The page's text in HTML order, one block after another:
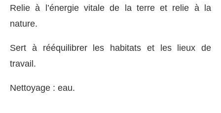
Relie à l’énergie vitale de la terre et relie à la
nature.
Sert à rééquilibrer les habitats et les lieux de
travail.
Nettoyage : eau.